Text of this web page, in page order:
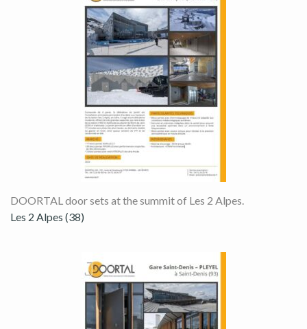
DOORTAL door sets at the summit of Les 2 Alpes.
Les 2 Alpes (38)